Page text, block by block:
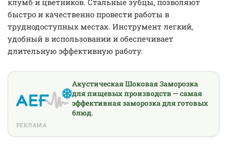
клумб и цветников. Стальные зубцы, позволяют
быстро и качественно провести работы в
труднодоступных местах. Инструмент легкий,
удобный в использовании и обеспечивает
длительную эффективную работу.
Акустическая Шоковая Заморозка
для пищевых производств — самая
эффективная заморозка для готовых
блюд.
РЕКЛАМА